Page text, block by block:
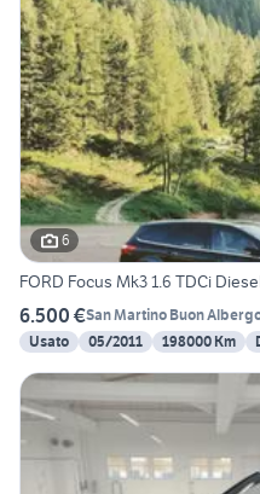
6
FORD Focus Mk3 1.6 TDCi Diesel
6.500 €San Martino Buon
Usato
05/2011 198000 Km